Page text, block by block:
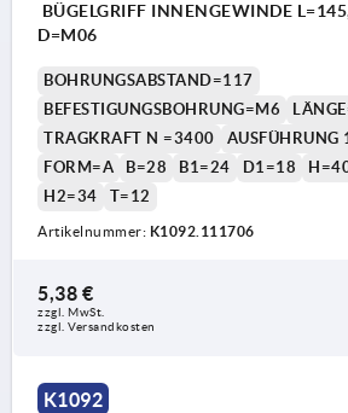
BÜGELGRIFF INNENGEWINDE
D=M06
BOHRUNGSABSTAND=117
BEFESTIGUNGSBOHRUNG=M6
TRAGKRAFT N =3400
AUSFÜHRUNG
FORM=A
B=28 B1=24 D1=18
H2=34
T=12
Artikelnummer: K1092.111706
5,38 €
zzgl. MwSt.
zzgl. Versandkosten
K1092